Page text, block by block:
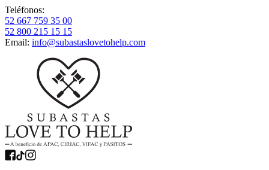
Teléfonos:
52 667 759 35 00
52 800 215 15 15
Email: info@subastaslovetohelp.com